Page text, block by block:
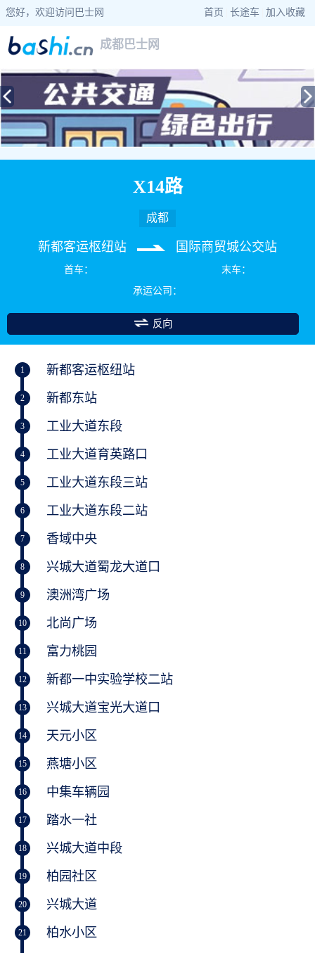
您好，欢迎访问巴士网 首页 长途车 加入收藏
成都巴士网
当前位置： 巴士网> 四川巴士 >成都公交> X14路公交车路线查询
X14路
成都
新都客运枢纽站 国际商贸城公交站
首车：
末车：
承运公司：
反向
1 新都客运枢纽站
2 新都东站
3 工业大道东段
4 工业大道育英路口
5 工业大道东段三站
6 工业大道东段二站
7 香域中央
8 兴城大道蜀龙大道口
9 澳洲湾广场
10 北尚广场
11 富力桃园
12 新都一中实验学校二站
13 兴城大道宝光大道口
14 天元小区
15 燕塘小区
16 中集车辆园
17 踏水一社
18 兴城大道中段
19 柏园社区
20 兴城大道
21 柏水小区